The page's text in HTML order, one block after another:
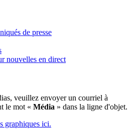
de presse
nouvelles en direct
veuillez envoyer un courriel à
le mot « Média » dans la ligne d'objet.
graphiques ici.